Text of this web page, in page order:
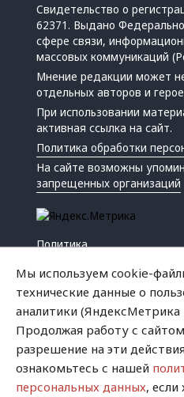
Свидетельство о
62371. Выдано
сфере связи,
массовых коммуникаций
Мнение редакции может
отдельных авторов и
При использовании
активная ссылка на сайт.
Политика обработки
На сайте возможны
запрещенных организаций
Политика
Криминал
Успех
Мы используем cookie-
технические данные о
аналитики
Продолжая работу с
разрешение на эти
ознакомьтесь с нашей
персональных данных, если